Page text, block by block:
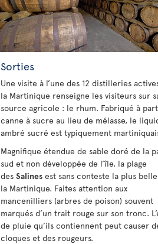
Sorties
Une visite à l’une des 12 distilleries
la Martinique renseigne les visiteurs sur
source agricole : le rhum. Fabriqué à
canne à sucre au lieu de mélasse, le
ambré sucré est typiquement
Magnifique étendue de sable doré de la
sud et non développée de l’île, la plage
des Salines est sans conteste la plus
la Martinique. Faites attention aux
mancenilliers (arbres de poison) souvent
marqués d’un trait rouge sur son tronc.
de pluie qu’ils contiennent peut causer
cloques et des rougeurs.